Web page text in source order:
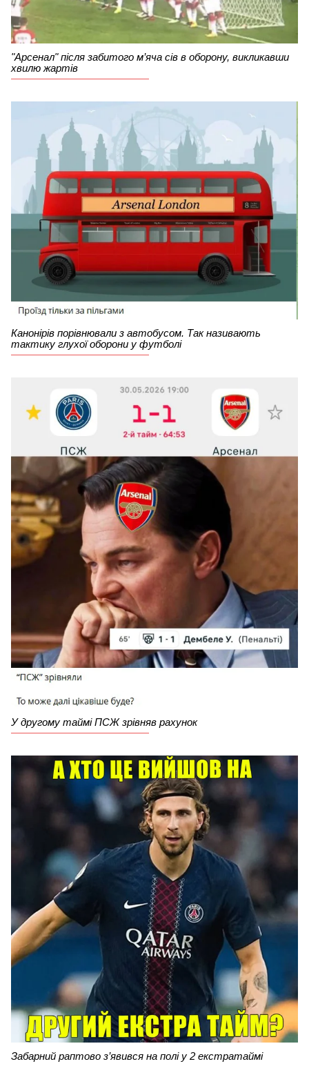
"Арсенал" після забитого м’яча сів в оборону, викликавши
хвилю жартів
Канонірів порівнювали з автобусом. Так називають
тактику глухої оборони у футболі
У другому таймі ПСЖ зрівняв рахунок
Забарний раптово з’явився на полі у 2 екстратаймі